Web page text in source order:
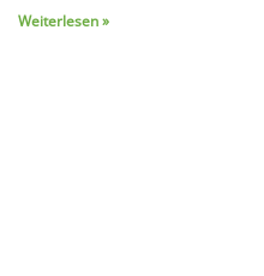
Weiterlesen »